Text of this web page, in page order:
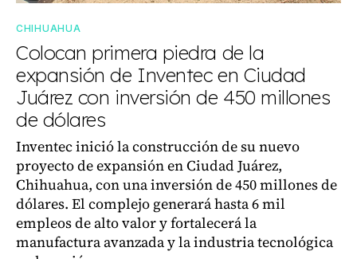
CHIHUAHUA
Colocan primera piedra de la
expansión de Inventec en Ciudad
Juárez con inversión de 450 millones
de dólares
Inventec inició la construcción de su nuevo
proyecto de expansión en Ciudad Juárez,
Chihuahua, con una inversión de 450 millones de
dólares. El complejo generará hasta 6 mil
empleos de alto valor y fortalecerá la
manufactura avanzada y la industria tecnológica